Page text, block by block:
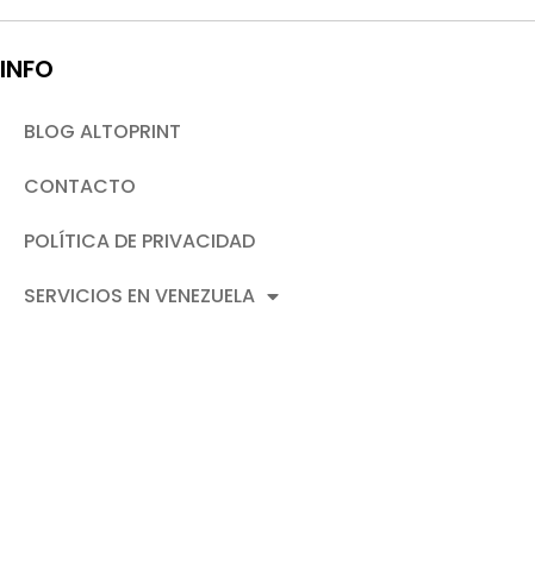
INFO
BLOG ALTOPRINT
CONTACTO
POLÍTICA DE PRIVACIDAD
SERVICIOS EN VENEZUELA